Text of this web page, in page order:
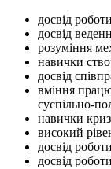
досвід
досвід
розуміння
навички
досвід
вміння
суспільно-
навички
високий
досвід
досвід